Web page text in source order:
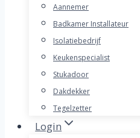
Aannemer
Badkamer Installateur
Isolatiebedrijf
Keukenspecialist
Stukadoor
Dakdekker
Tegelzetter
Login